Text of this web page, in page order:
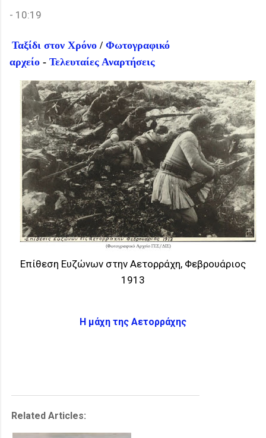
- 10:19
Ταξίδι στον Χρόνο / Φωτογραφικό
αρχείο - Τελευταίες Αναρτήσεις
Επίθεση Ευζώνων στην Αετορράχη, Φεβρουάριος
1913
Η μάχη της Αετορράχης
Related Articles: